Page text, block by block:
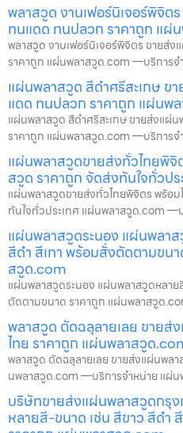
พลาสวูด งานเฟอร์นิเจอร์พิจิ
ทนแดด ทนปลวก ราคาถูก แผ่
พลาสวูด งานเฟอร์นิเจอร์พิจิตร ขาย
ราคาถูก แผ่นพลาสวูด.com —บริการจ
แผ่นพลาสวูด สีดำศรีสะเกษ
แดด ทนปลวก ราคาถูก แผ่นพ
แผ่นพลาสวูด สีดำศรีสะเกษ ขายส่งแ
ราคาถูก แผ่นพลาสวูด.com —บริการ
แผ่นพลาสวูดขายส่งทั่วไทยพิจิ
สวูด ราคาถูก จัดส่งทันใจทั่วป
แผ่นพลาสวูดขายส่งทั่วไทยพิจิตร พร้อ
ทันใจทั่วประเทศ แผ่นพลาสวูด.com —
แผ่นพลาสวูดระนอง แผ่นพลา
สีดำ สีเทา พร้อมสั่งตัดตามขน
สวูด.com
แผ่นพลาสวูดระนอง แผ่นพลาสวูดหลาย
ตัดตามขนาด ราคาถูก แผ่นพลาสวูด
พลาสวูด ตัดฉลุลายเลย ขาย
ไทย ราคาถูก แผ่นพลาสวูด
พลาสวูด ตัดฉลุลายเลย ขายส่งแผ่นพล
นพลาสวูด.com —บริการจำหน่าย แผ่น
บริษัทขายส่งแผ่นพลาสวูดกรุ
หลายสี-ขนาด เช่น สีขาว สีดำ